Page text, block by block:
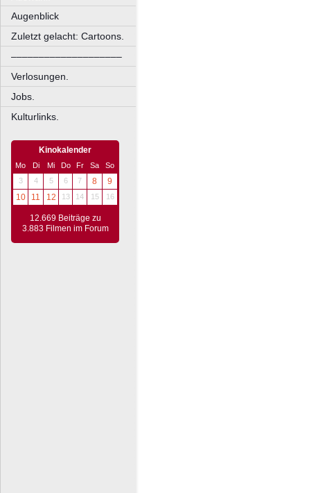
Augenblick
Zuletzt gelacht: Cartoons.
––––––––––––––––––––
Verlosungen.
Jobs.
Kulturlinks.
Kinokalender
Mo Di Mi Do Fr Sa
So
3
4 5 6 7 8
9
10
11 12 13 14 15 16
12.669 Beiträge zu
3.883 Filmen im Forum